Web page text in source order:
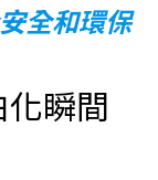
全和環保
瞬間